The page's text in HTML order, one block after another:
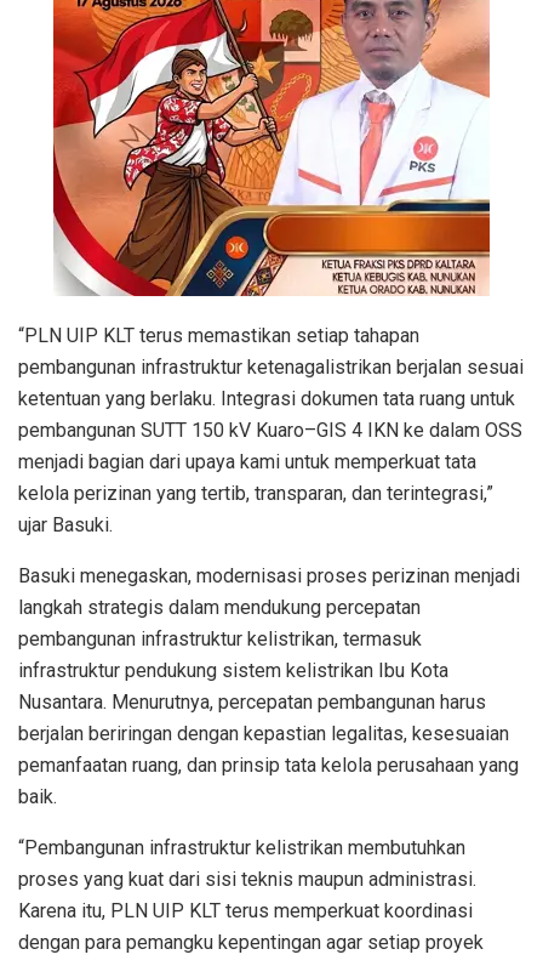
“PLN UIP KLT terus memastikan setiap tahapan
pembangunan infrastruktur ketenagalistrikan berjalan sesuai
ketentuan yang berlaku. Integrasi dokumen tata ruang untuk
pembangunan SUTT 150 kV Kuaro–GIS 4 IKN ke dalam OSS
menjadi bagian dari upaya kami untuk memperkuat tata
kelola perizinan yang tertib, transparan, dan terintegrasi,”
ujar Basuki.
Basuki menegaskan, modernisasi proses perizinan menjadi
langkah strategis dalam mendukung percepatan
pembangunan infrastruktur kelistrikan, termasuk
infrastruktur pendukung sistem kelistrikan Ibu Kota
Nusantara. Menurutnya, percepatan pembangunan harus
berjalan beriringan dengan kepastian legalitas, kesesuaian
pemanfaatan ruang, dan prinsip tata kelola perusahaan yang
baik.
“Pembangunan infrastruktur kelistrikan membutuhkan
proses yang kuat dari sisi teknis maupun administrasi.
Karena itu, PLN UIP KLT terus memperkuat koordinasi
dengan para pemangku kepentingan agar setiap proyek